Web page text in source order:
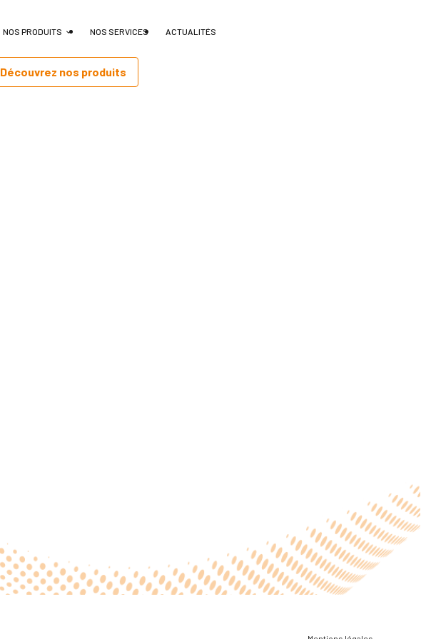
NOS PRODUITS NOS SERVICES ACTUALITÉS
Découvrez nos produits